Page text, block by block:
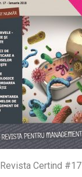
Revista Certind #17